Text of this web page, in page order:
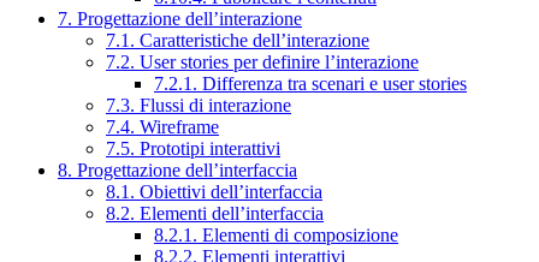
7. Progettazione dell’interazione
7.1. Caratteristiche dell’interazione
7.2. User stories per definire l’interazione
7.2.1. Differenza tra scenari e user stories
7.3. Flussi di interazione
7.4. Wireframe
7.5. Prototipi interattivi
8. Progettazione dell’interfaccia
8.1. Obiettivi dell’interfaccia
8.2. Elementi dell’interfaccia
8.2.1. Elementi di composizione
8.2.2. Elementi interattivi